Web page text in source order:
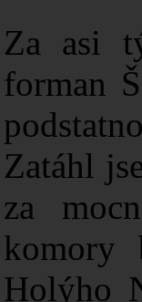
Za asi
forman
Zatáhl
za
komory
Holýho